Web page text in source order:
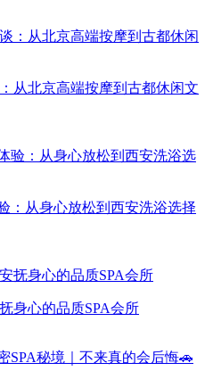
从北京高端按摩到古都休闲文
：从身心放松到西安洗浴选择
身心的品质SPA会所